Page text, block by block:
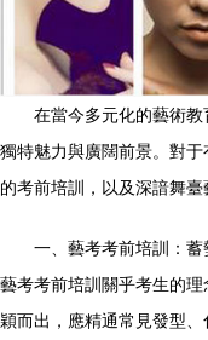
在當今多元化的藝術
獨特魅力與廣闊前景。對
的考前培訓，以及深諳舞臺
一、藝考考前培訓：
藝考考前培訓關乎考生的
穎而出，應精通常見發型